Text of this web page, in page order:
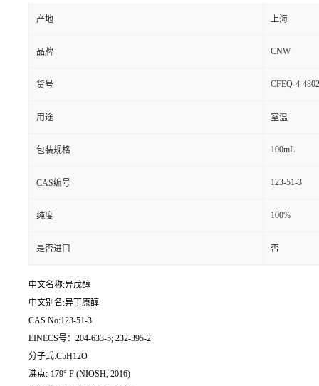
产地 上海
品牌 CNW
货号 CFEQ-4-
用途 室温
包装规格 100mL
CAS编号 123-51-3
纯度 100%
是否进口 否
中文名称:异戊醇
中文别名:异丁原醇
CAS No:123-51-3
EINECS号：204-633-5; 232-395-2
分子式:C5H12O
沸点:-179° F (NIOSH, 2016)